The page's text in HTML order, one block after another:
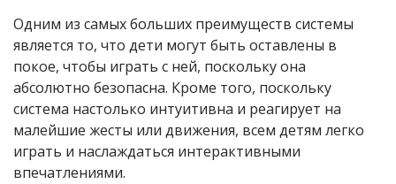
Одним из самых больших преимуществ системы
является то, что дети могут быть оставлены в
покое, чтобы играть с ней, поскольку она
абсолютно безопасна. Кроме того, поскольку
система настолько интуитивна и реагирует на
малейшие жесты или движения, всем детям легко
играть и наслаждаться интерактивными
впечатлениями.